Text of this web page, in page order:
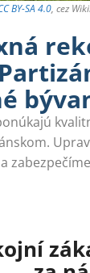
BY-SA 4.0, cez